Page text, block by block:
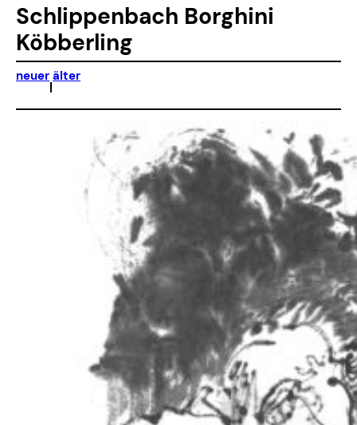
Schlippenbach Borghini
Köbberling
neuer
|
älter